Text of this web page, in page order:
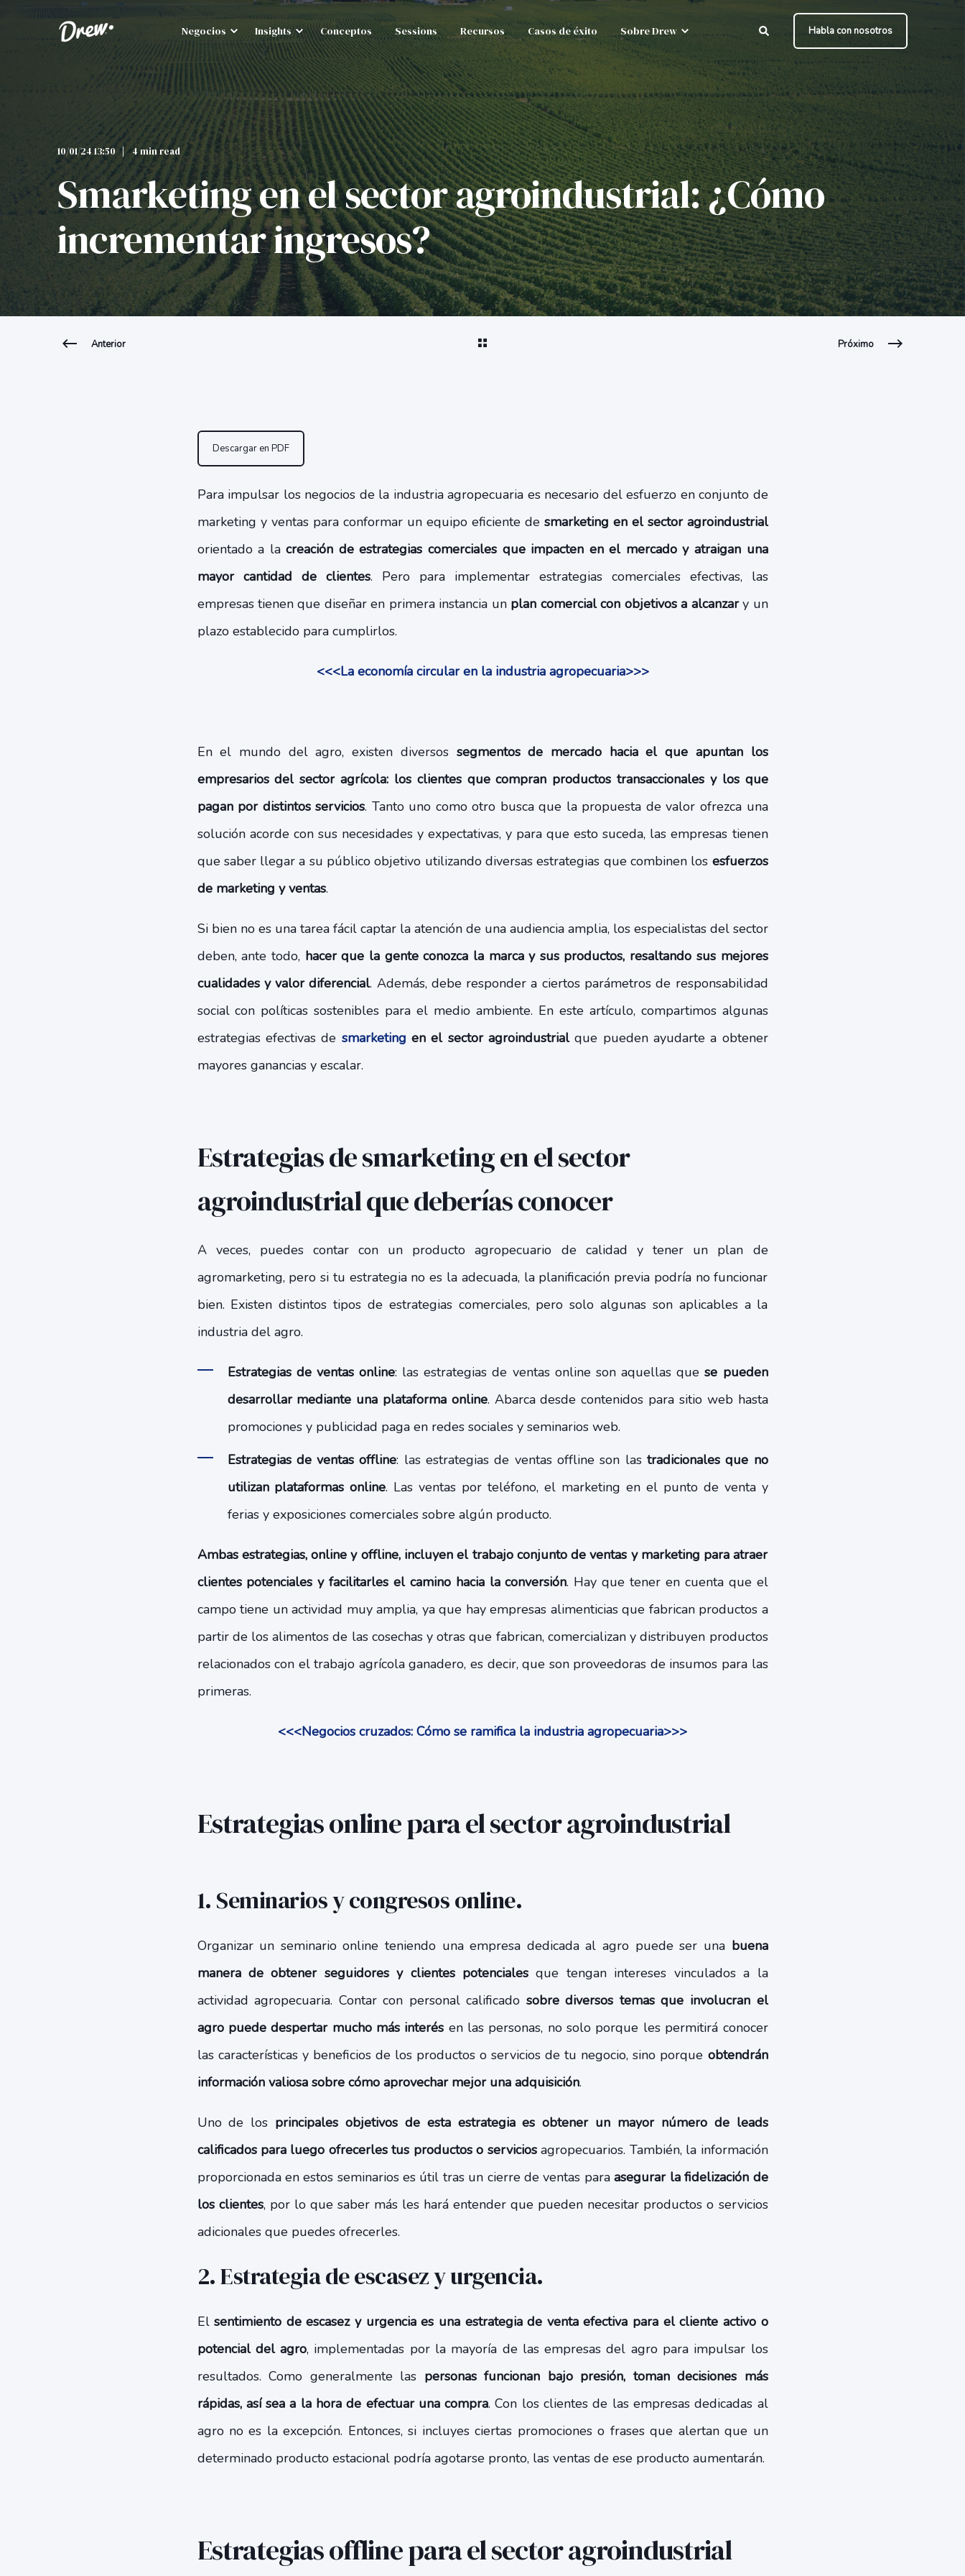
Negocios Insights Conceptos Sessions Recursos Casos de éxito Sobre Drew Habla con nosotros
10/01/24 13:50 4 min read
Smarketing en el sector agroindustrial: ¿Cómo
incrementar ingresos?
Anterior Próximo
Descargar en PDF
Para impulsar los negocios de la industria agropecuaria es necesario del esfuerzo en conjunto de
marketing y ventas para conformar un equipo eficiente de smarketing en el sector agroindustrial
orientado a lacreación de estrategias comerciales que impacten en el mercado y atraigan una
mayor cantidad de clientes. Pero para implementar estrategias comerciales efectivas, las
empresas tienen que diseñar en primera instancia un plan comercial con objetivos a alcanzary un
plazo establecido para cumplirlos.
<<<La economía circular en la industria agropecuaria>>>
En el mundo del agro, existen diversos segmentos de mercado hacia el que apuntan los
empresarios del sector agrícola: los clientes que compran productos transaccionales y los que
pagan por distintos servicios. Tanto uno como otro busca que la propuesta de valor ofrezca una
solución acorde con sus necesidades y expectativas, y para que esto suceda, las empresas tienen
que saber llegar a su público objetivo utilizando diversas estrategias que combinen los esfuerzos
de marketing y ventas.
Si bien no es una tarea fácil captar la atención de una audiencia amplia, los especialistas del sector
deben, ante todo, hacer que la gente conozca la marca y sus productos, resaltando sus mejores
cualidades y valor diferencial. Además, debe responder a ciertos parámetros de responsabilidad
social con políticas sostenibles para el medio ambiente. En este artículo, compartimos algunas
estrategias efectivas de smarketing en el sector agroindustrialque pueden ayudarte a obtener
mayores ganancias y escalar.
Estrategias de smarketing en el sector
agroindustrial que deberías conocer
A veces, puedes contar con un producto agropecuario de calidad y tener un plan de
agromarketing, pero si tu estrategia no es la adecuada, la planificación previa podría no funcionar
bien. Existen distintos tipos de estrategias comerciales, pero solo algunas son aplicables a la
industria del agro.
Estrategias de ventas online: las estrategias de ventas online son aquellas que se pueden
desarrollar mediante una plataforma online. Abarca desde contenidos para sitio web hasta
promociones y publicidad paga en redes sociales y seminarios web.
Estrategias de ventas offline: las estrategias de ventas offline son lastradicionales que no
utilizan plataformas online. Las ventas por teléfono, el marketing en el punto de venta y
ferias y exposiciones comerciales sobre algún producto.
Ambas estrategias, online y offline, incluyen el trabajo conjunto de ventas y marketing para atraer
clientes potenciales y facilitarles el camino hacia la conversión. Hay que tener en cuenta que el
campo tiene un actividad muy amplia, ya que hay empresas alimenticias que fabrican productos a
partir de los alimentos de las cosechas y otras que fabrican, comercializan y distribuyen productos
relacionados con el trabajo agrícola ganadero, es decir, que son proveedoras de insumos para las
primeras.
<<<Negocios cruzados: Cómo se ramifica la industria agropecuaria>>>
Estrategias online para el sector agroindustrial
1. Seminarios y congresos online.
Organizar un seminario online teniendo una empresa dedicada al agro puede ser una buena
manera de obtener seguidores y clientes potenciales que tengan intereses vinculados a la
actividad agropecuaria. Contar con personal calificado sobre diversos temas que involucran el
agro puede despertar mucho más interés en las personas, no solo porque les permitirá conocer
las características y beneficios de los productos o servicios de tu negocio, sino porque obtendrán
información valiosa sobre cómo aprovechar mejor una adquisición.
Uno de los principales objetivos de esta estrategia es obtener un mayor número de leads
calificados para luego ofrecerles tus productos o serviciosagropecuarios. También, la información
proporcionada en estos seminarios es útil tras un cierre de ventas paraasegurar la fidelización de
los clientes, por lo que saber más les hará entender que pueden necesitar productos o servicios
adicionales que puedes ofrecerles.
2. Estrategia de escasez y urgencia.
Elsentimiento de escasez y urgencia es una estrategia de venta efectiva para el cliente activo o
potencial del agro, implementadas por la mayoría de las empresas del agro para impulsar los
resultados. Como generalmente las personas funcionan bajo presión, toman decisiones más
rápidas, así sea a la hora de efectuar una compra. Con los clientes de las empresas dedicadas al
agro no es la excepción. Entonces, si incluyes ciertas promociones o frases que alertan que un
determinado producto estacional podría agotarse pronto, las ventas de ese producto aumentarán.
Estrategias offline para el sector agroindustrial